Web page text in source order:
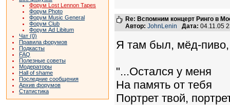
Форум Lost Lennon Tapes
Форум Photo
Форум Music General
Форум Club
Форум Ad Libitum
Чат (0)
Правила форумов
Подкасты
FAQ
Полезные советы
Модераторы
Hall of shame
Последние сообщения
Архив форумов
Статистика
Re: Вспомним концерт Ринго в
Автор: JohnLenin Дата: 04.11.05
Я там был, мёд-пиво,
"...Остался у меня
На память от тебя
Портрет твой,